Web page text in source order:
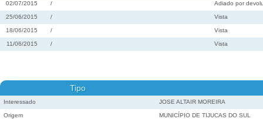
02/07/2015 / Adiado por
25/06/2015 / Vista
18/06/2015 / Vista
11/06/2015 / Vista
Tipo
Interessado JOSE ALTAIR MOREIRA
Origem MUNICÍPIO DE TIJUCAS DO SUL